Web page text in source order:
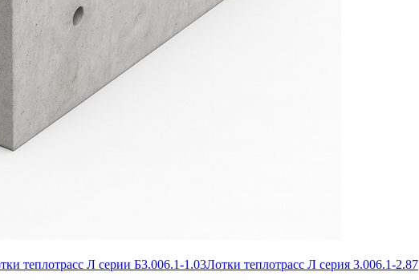
теплотрасс Л серии Б3.006.1-1.03Лотки теплотрасс Л серия 3.006.1-2.87